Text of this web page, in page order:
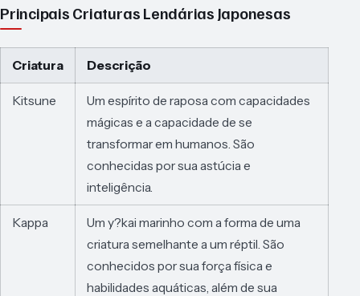
Principais Criaturas Lendárias Japonesas
Criatura Descrição
Kitsune
Um espírito de raposa com capacidades
mágicas e a capacidade de se
transformar em humanos. São
conhecidas por sua astúcia e
inteligência.
Kappa
Um y?kai marinho com a forma de uma
criatura semelhante a um réptil. São
conhecidos por sua força física e
habilidades aquáticas, além de sua